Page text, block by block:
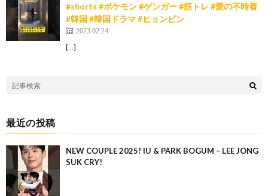
#shorts #ポケモン #ゲンガー #筋トレ #愛の不時着
#韓国 #韓国ドラマ #ヒョンビン
2023.02.24
[…]
最近の投稿
NEW COUPLE 2025! IU & PARK BOGUM – LEE JONG
SUK CRY!